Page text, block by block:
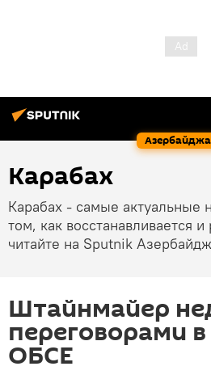
Карабах
Карабах - самые актуальные
том, как восстанавливается и
читайте на Sputnik
Штайнмайер
переговорами
ОБСЕ